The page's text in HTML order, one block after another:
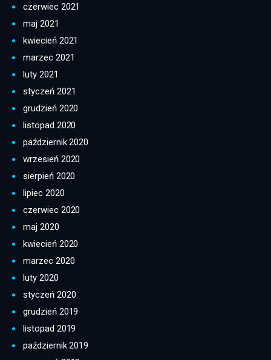
czerwiec 2021
maj 2021
kwiecień 2021
marzec 2021
luty 2021
styczeń 2021
grudzień 2020
listopad 2020
październik 2020
wrzesień 2020
sierpień 2020
lipiec 2020
czerwiec 2020
maj 2020
kwiecień 2020
marzec 2020
luty 2020
styczeń 2020
grudzień 2019
listopad 2019
październik 2019